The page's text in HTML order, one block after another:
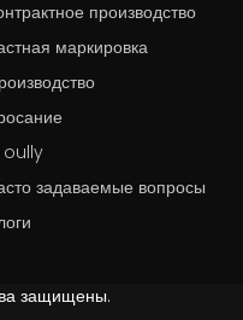
производство
маркировка
задаваемые вопросы
защищены.